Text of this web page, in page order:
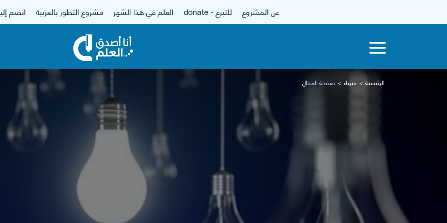
عن المشروع للتبرع - donate العلم في هذا الشهر مشروع التطور بالعربية انضم
الرئيسية فيزياء صفحة المقال